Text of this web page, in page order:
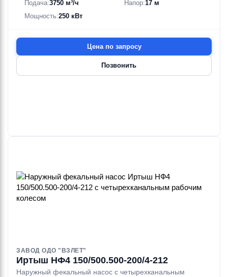
Подача:3750 м³/ч Напор:17 м
Мощность:250 кВт
Цена по запросу
Позвонить
ЗАВОД ОДО "ВЗЛЕТ"
Иртыш НФ4 150/500.500-200/4-212
Наружный фекальный насос с четырехканальным